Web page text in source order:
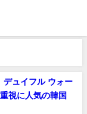
デュイフル ウォー
視に人気の韓国